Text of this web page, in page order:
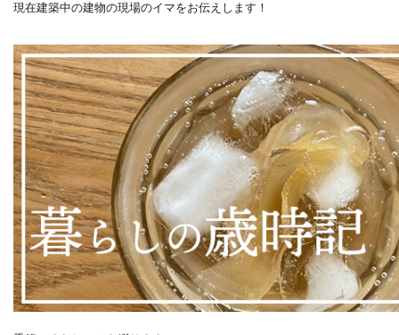
現在建築中の建物の現場のイマをお伝えします！